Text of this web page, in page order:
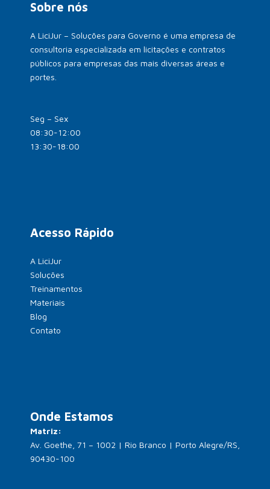
Sobre nós
A LiciJur – Soluções para Governo é uma empresa de
consultoria especializada em licitações e contratos
públicos para empresas das mais diversas áreas e
portes.
Seg – Sex
08:30-12:00
13:30-18:00
Acesso Rápido
A LiciJur
Soluções
Treinamentos
Materiais
Blog
Contato
Onde Estamos
Matriz:
Av. Goethe, 71 – 1002 | Rio Branco | Porto Alegre/RS,
90430-100